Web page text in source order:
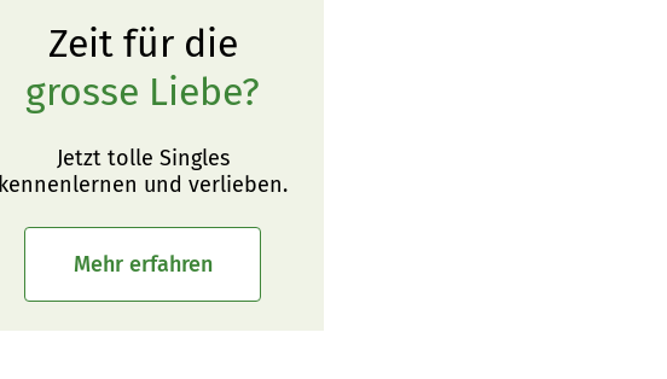
Zeit für die
grosse Liebe?
Jetzt tolle Singles
kennenlernen und verlieben.
Mehr erfahren